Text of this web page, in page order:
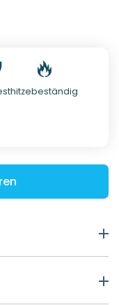
hitzebeständig